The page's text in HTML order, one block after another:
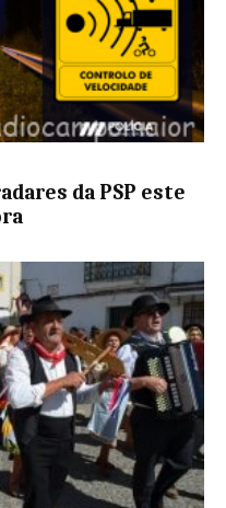
da PSP este